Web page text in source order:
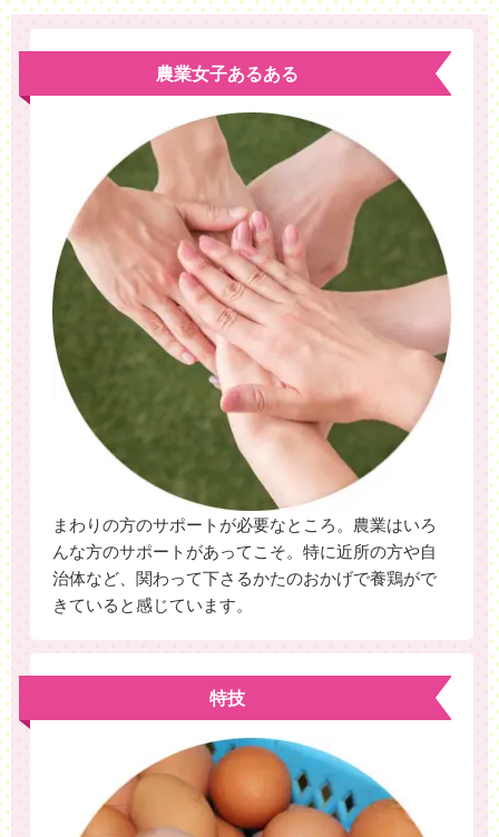
農業女子あるある
まわりの方のサポートが必要なところ。農業はいろ
んな方のサポートがあってこそ。特に近所の方や自
治体など、関わって下さるかたのおかげで養鶏がで
きていると感じています。
特技